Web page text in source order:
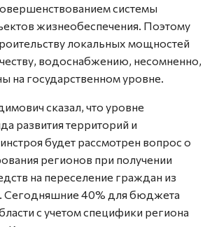
системы
жизнеобеспечения. Поэтому
локальных мощностей
водоснабжению, несомненно,
на государственном уровне.
сказал, что уровне
развития территорий и
будет рассмотрен вопрос о
регионов при получении
на переселение граждан из
Сегодняшние 40% для бюджета
с учетом специфики региона